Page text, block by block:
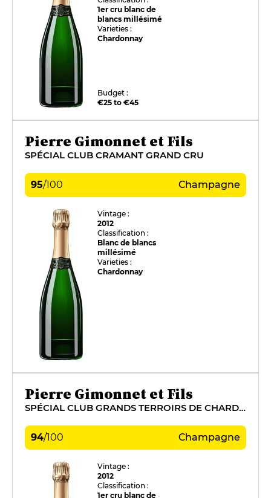
1er cru blanc de
blancs millésimé
Varieties :
Chardonnay
Budget :
€25 to €45
Pierre Gimonnet et Fils
SPÉCIAL CLUB CRAMANT GRAND CRU
95/100 Champagne
Vintage :
2012
Classification :
Blanc de blancs
millésimé
Varieties :
Chardonnay
Pierre Gimonnet et Fils
SPÉCIAL CLUB GRANDS TERROIRS DE CHARDONNAY
94/100 Champagne
Vintage :
2012
Classification :
1er cru blanc de